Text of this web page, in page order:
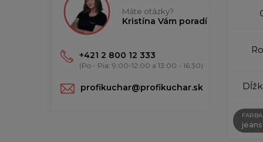
Máte otázky?
Kristína Vám poradí
+421 2 800 12 333
(Po - Pia: 9:00-12:00 a 13:00 - 16:30)
profikuchar@profikuchar.sk
FARBA
jeans